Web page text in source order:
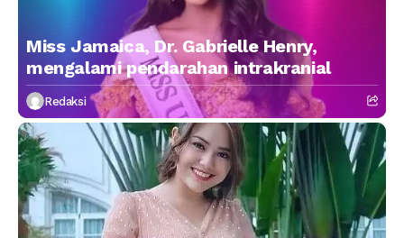
Miss Jamaica, Dr. Gabrielle Henry,
mengalami pendarahan intrakranial
Redaksi